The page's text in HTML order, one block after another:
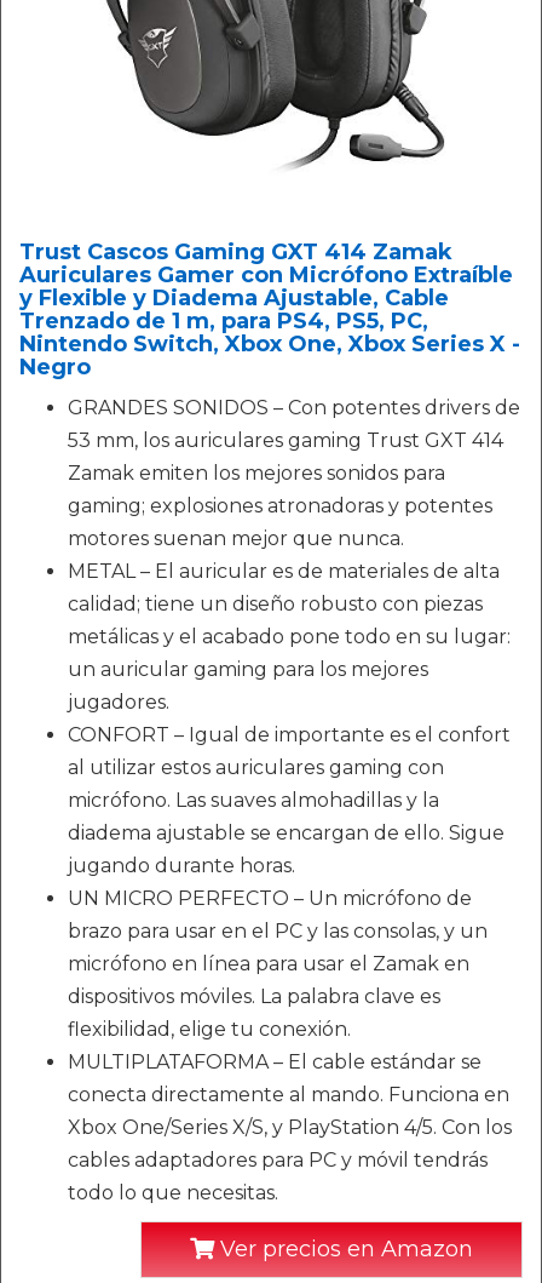
Trust Cascos Gaming GXT 414 Zamak
Auriculares Gamer con Micrófono Extraíble
y Flexible y Diadema Ajustable, Cable
Trenzado de 1 m, para PS4, PS5, PC,
Nintendo Switch, Xbox One, Xbox Series X -
Negro
GRANDES SONIDOS – Con potentes drivers de
53 mm, los auriculares gaming Trust GXT 414
Zamak emiten los mejores sonidos para
gaming; explosiones atronadoras y potentes
motores suenan mejor que nunca.
METAL – El auricular es de materiales de alta
calidad; tiene un diseño robusto con piezas
metálicas y el acabado pone todo en su lugar:
un auricular gaming para los mejores
jugadores.
CONFORT – Igual de importante es el confort
al utilizar estos auriculares gaming con
micrófono. Las suaves almohadillas y la
diadema ajustable se encargan de ello. Sigue
jugando durante horas.
UN MICRO PERFECTO – Un micrófono de
brazo para usar en el PC y las consolas, y un
micrófono en línea para usar el Zamak en
dispositivos móviles. La palabra clave es
flexibilidad, elige tu conexión.
MULTIPLATAFORMA – El cable estándar se
conecta directamente al mando. Funciona en
Xbox One/Series X/S, y PlayStation 4/5. Con los
cables adaptadores para PC y móvil tendrás
todo lo que necesitas.
Ver precios en Amazon